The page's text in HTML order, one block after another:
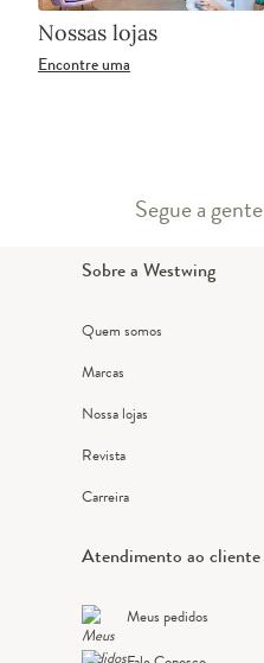
Nossas lojas
Encontre uma
Segue a gente
Sobre a Westwing
Quem somos
Marcas
Nossa lojas
Revista
Carreira
Atendimento ao cliente
Meus pedidos